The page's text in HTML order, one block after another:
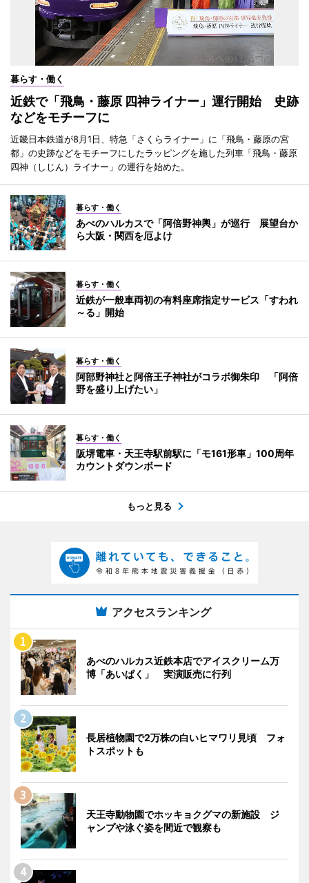
暮らす・働く
近鉄で「飛鳥・藤原 四神ライナー」運行開始 史跡
などをモチーフに
近畿日本鉄道が8月1日、特急「さくらライナー」に「飛鳥・藤原の宮
都」の史跡などをモチーフにしたラッピングを施した列車「飛鳥・藤原
四神（しじん）ライナー」の運行を始めた。
暮らす・働く
あべのハルカスで「阿倍野神輿」が巡行 展望台か
ら大阪・関西を厄よけ
暮らす・働く
近鉄が一般車両初の有料座席指定サービス「すわれ
～る」開始
暮らす・働く
阿部野神社と阿倍王子神社がコラボ御朱印 「阿倍
野を盛り上げたい」
暮らす・働く
阪堺電車・天王寺駅前駅に「モ161形車」100周年
カウントダウンボード
もっと見る
アクセスランキング
あべのハルカス近鉄本店でアイスクリーム万
博「あいぱく」 実演販売に行列
長居植物園で2万株の白いヒマワリ見頃 フォ
トスポットも
天王寺動物園でホッキョクグマの新施設 ジ
ャンプや泳ぐ姿を間近で観察も